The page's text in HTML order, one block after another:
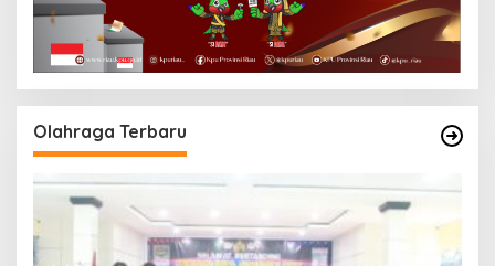
Olahraga Terbaru